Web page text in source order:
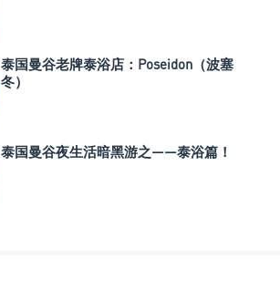
泰国曼谷老牌泰浴店：Poseidon（波塞
冬）
泰国曼谷夜生活暗黑游之——泰浴篇！